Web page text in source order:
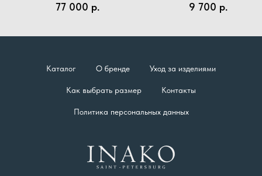
77 000 р. 9 700 р.
Каталог О бренде Уход за изделиями
Как выбрать размер Контакты
Политика персональных данных